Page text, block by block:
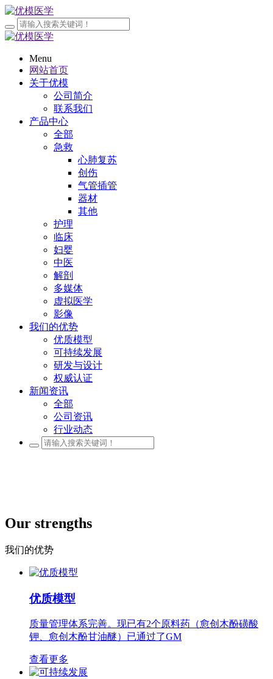
Menu
网站首页
关于优模
公司简介
联系我们
产品中心
全部
急救
心肺复苏
创伤
气管插管
器材
其他
护理
临床
妇婴
中医
解剖
多媒体
虚拟医学
影像
我们的优势
优质模型
可持续发展
研发与设计
权威认证
新闻资讯
全部
公司资讯
行业动态
Our strengths
我们的优势
优质模型
质量管理体系完善。现已有2个原料药（愈创木酚磺酸
钾、愈创木酚甘油醚）已通过了GM
查看更多